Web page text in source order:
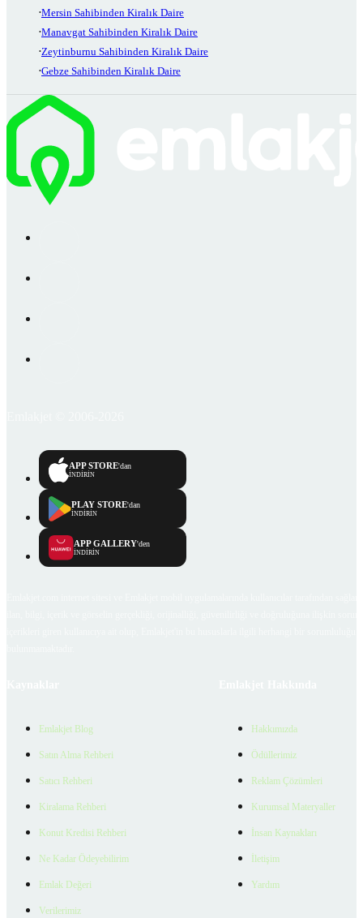
Mersin Sahibinden Kiralık Daire
Manavgat Sahibinden Kiralık Daire
Zeytinburnu Sahibinden Kiralık Daire
Gebze Sahibinden Kiralık Daire
APP STORE'dan
İNDİRİN
PLAY STORE'dan
İNDİRİN
APP GALLERY'den
İNDİRİN
Emlakjet Blog
Satın Alma Rehberi
Satıcı Rehberi
Kiralama Rehberi
Konut Kredisi Rehberi
Ne Kadar Ödeyebilirim
Emlak Değeri
Verilerimiz
Hakkımızda
Ödüllerimiz
Reklam Çözümleri
Kurumsal Materyaller
İnsan Kaynakları
İletişim
Yardım